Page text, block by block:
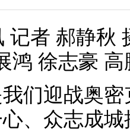
记者 郝静秋
鸿 徐志豪
迎战奥密
、众志成